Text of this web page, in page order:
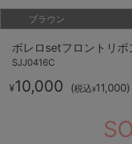
ブラウン
ボレロsetフロントリ
SJJ0416C
¥10,000 (税込¥11,000)